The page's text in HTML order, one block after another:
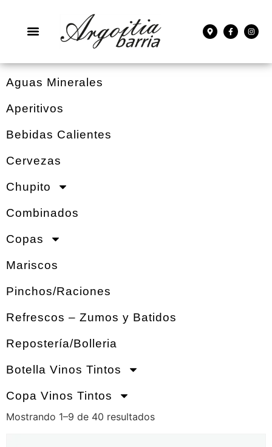
Aguas Minerales
Aperitivos
Bebidas Calientes
Cervezas
Chupito
Combinados
Copas
Mariscos
Pinchos/Raciones
Refrescos – Zumos y Batidos
Repostería/Bolleria
Botella Vinos Tintos
Copa Vinos Tintos
Mostrando 1–9 de 40 resultados